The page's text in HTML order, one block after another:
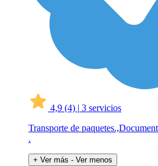
4,9 (4) | 3 servicios
Transporte de
.
+ Ver más - Ver menos